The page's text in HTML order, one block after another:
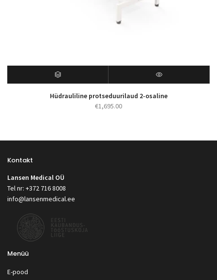
Hüdrauliline protseduurilaud 2-osaline
€1,695.00
Kontakt
Lansen Medical OÜ
Tel nr: +372 716 8008
info@lansenmedical.ee
Menüü
E-pood